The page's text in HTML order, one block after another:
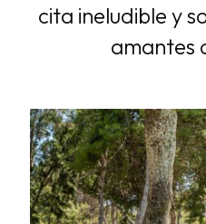
cita ineludible y
amantes